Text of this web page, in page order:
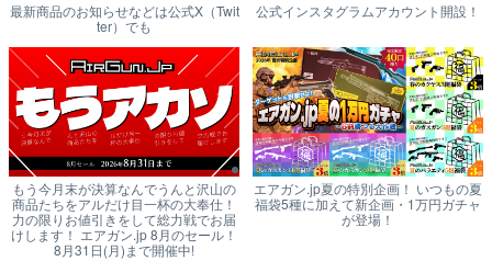
最新商品のお知らせなどは公式X（Twit
ter）でも
公式インスタグラムアカウント開設！
もう今月末が決算なんでうんと沢山の
商品たちをアルだけ目一杯の大奉仕！
力の限りお値引きをして総力戦でお届
けします！ エアガン.jp 8月のセール！
8月31日(月)まで開催中!
エアガン.jp夏の特別企画！ いつもの夏
福袋5種に加えて新企画・1万円ガチャ
が登場！